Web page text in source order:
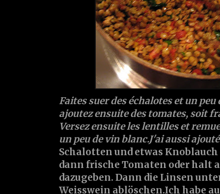
Faites suer des échalotes et un
ajoutez ensuite des tomates, soit
Versez ensuite les lentilles et
un peu de vin blanc.J'ai aussi
Schalotten und etwas
dann frische Tomaten oder halt
dazugeben. Dann die Linsen
Weisswein ablöschen.Ich habe